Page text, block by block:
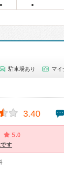
● ●
駐車場あり マイ
3.40
5.0
す